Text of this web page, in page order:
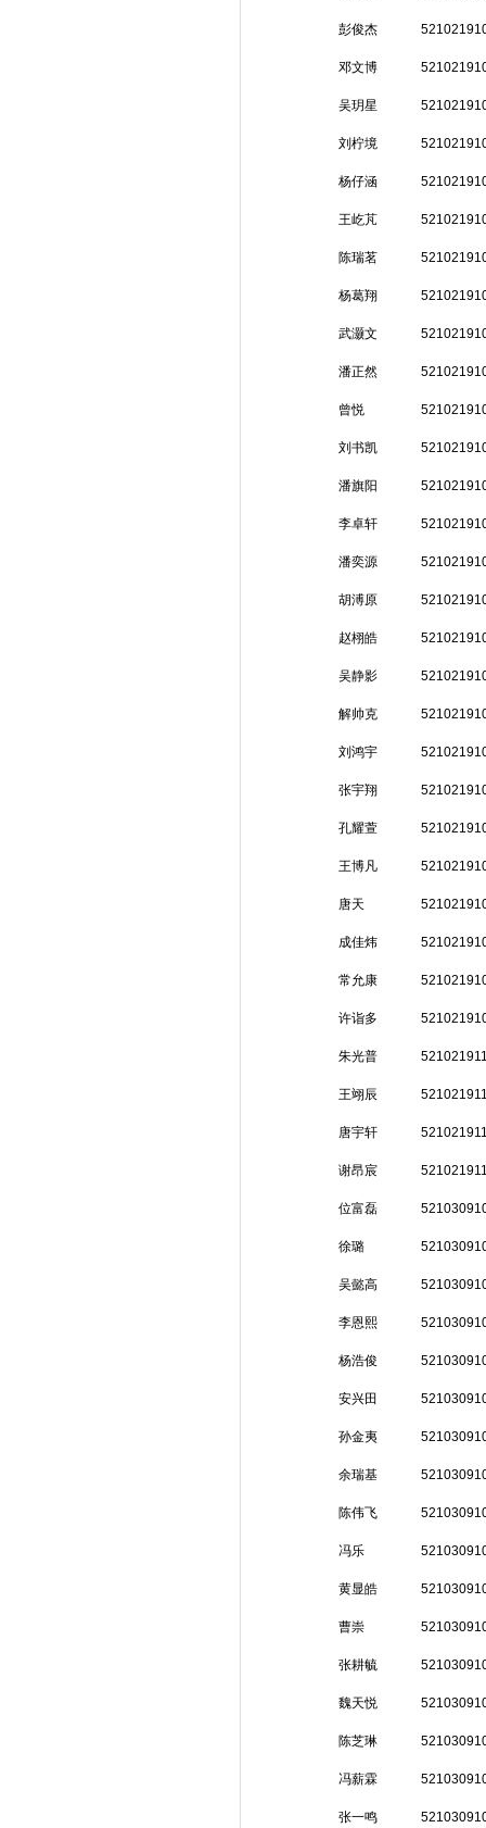
彭俊杰
邓文博
吴玥星
刘柠境
杨仔涵
王屹芃
陈瑞茗
杨葛翔
武灏文
潘正然
曾悦
刘书凯
潘旗阳
李卓轩
潘奕源
胡溥原
赵栩皓
吴静影
解帅克
刘鸿宇
张宇翔
孔耀萱
王博凡
唐天
成佳炜
常允康
许诣多
朱光普
王翊辰
唐宇轩
谢昂宸
位富磊
徐璐
吴懿高
李恩熙
杨浩俊
安兴田
孙金夷
余瑞基
陈伟飞
冯乐
黄显皓
曹崇
张耕毓
魏天悦
陈芝琳
冯薪霖
张一鸣